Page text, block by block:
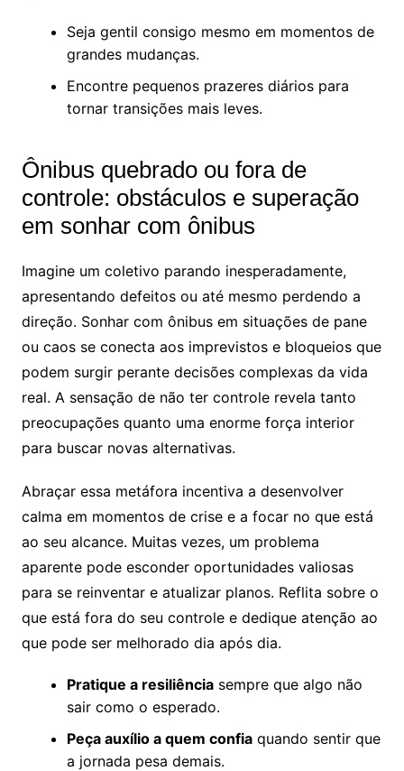
Seja gentil consigo mesmo em momentos de
grandes mudanças.
Encontre pequenos prazeres diários para
tornar transições mais leves.
Ônibus quebrado ou fora de
controle: obstáculos e superação
em sonhar com ônibus
Imagine um coletivo parando inesperadamente,
apresentando defeitos ou até mesmo perdendo a
direção. Sonhar com ônibus em situações de pane
ou caos se conecta aos imprevistos e bloqueios que
podem surgir perante decisões complexas da vida
real. A sensação de não ter controle revela tanto
preocupações quanto uma enorme força interior
para buscar novas alternativas.
Abraçar essa metáfora incentiva a desenvolver
calma em momentos de crise e a focar no que está
ao seu alcance. Muitas vezes, um problema
aparente pode esconder oportunidades valiosas
para se reinventar e atualizar planos. Reflita sobre o
que está fora do seu controle e dedique atenção ao
que pode ser melhorado dia após dia.
Pratique a resiliênciasempre que algo não
sair como o esperado.
Peça auxílio a quem confiaquando sentir que
a jornada pesa demais.